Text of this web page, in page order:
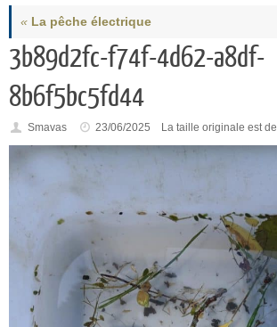
« La pêche électrique
3b89d2fc-f74f-4d62-a8df-
8b6f5bc5fd44
Smavas 23/06/2025 La taille originale est de